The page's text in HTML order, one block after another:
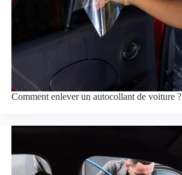
Comment enlever un autocollant de voiture ?